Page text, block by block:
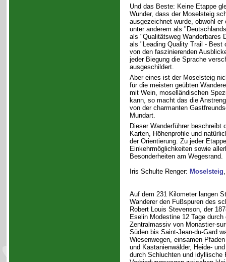
Und das Beste: Keine Etappe
Wunder, dass der Moselsteig
ausgezeichnet wurde, obwohl
unter anderem als
als "Qualitätsweg Wanderbares
als "Leading Quality Trail - Best
von den faszinierenden
jeder Biegung die Sprache
ausgeschildert.
Aber eines ist der Moselsteig
für die meisten geübten
mit Wein, moselländischen
kann, so macht das die
von der charmanten
Mundart.
Dieser Wanderführer
Karten, Höhenprofile und
der Orientierung. Zu jeder
Einkehrmöglichkeiten sowie
Besonderheiten am Wegesrand.
Iris Schulte Renger: Moselsteig
Auf dem 231 Kilometer langen
Wanderer den Fußspuren des
Robert Louis Stevenson, der
Eselin Modestine 12 Tage
Zentralmassiv von Monastier-
Süden bis Saint-Jean-du-Gard
Wiesenwegen, einsamen
und Kastanienwälder, Heide-
durch Schluchten und idyllische